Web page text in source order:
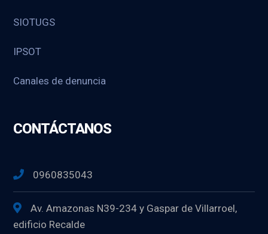
SIOTUGS
IPSOT
Canales de denuncia
CONTÁCTANOS
0960835043
Av. Amazonas N39-234 y Gaspar de Villarroel,
edificio Recalde